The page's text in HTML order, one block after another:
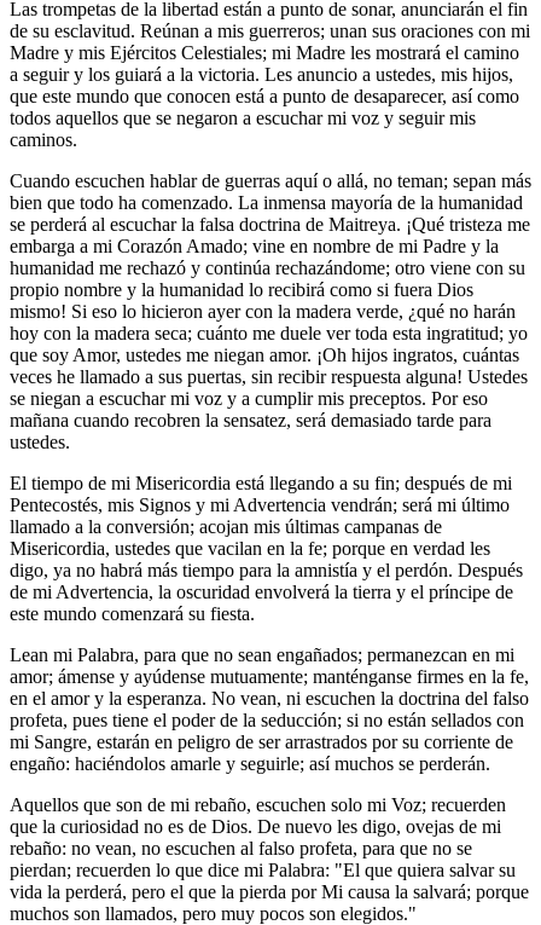
Las trompetas de la libertad están a punto de sonar, anunciarán el fin
de su esclavitud. Reúnan a mis guerreros; unan sus oraciones con mi
Madre y mis Ejércitos Celestiales; mi Madre les mostrará el camino
a seguir y los guiará a la victoria. Les anuncio a ustedes, mis hijos,
que este mundo que conocen está a punto de desaparecer, así como
todos aquellos que se negaron a escuchar mi voz y seguir mis
caminos.
Cuando escuchen hablar de guerras aquí o allá, no teman; sepan más
bien que todo ha comenzado. La inmensa mayoría de la humanidad
se perderá al escuchar la falsa doctrina de Maitreya. ¡Qué tristeza me
embarga a mi Corazón Amado; vine en nombre de mi Padre y la
humanidad me rechazó y continúa rechazándome; otro viene con su
propio nombre y la humanidad lo recibirá como si fuera Dios
mismo! Si eso lo hicieron ayer con la madera verde, ¿qué no harán
hoy con la madera seca; cuánto me duele ver toda esta ingratitud; yo
que soy Amor, ustedes me niegan amor. ¡Oh hijos ingratos, cuántas
veces he llamado a sus puertas, sin recibir respuesta alguna! Ustedes
se niegan a escuchar mi voz y a cumplir mis preceptos. Por eso
mañana cuando recobren la sensatez, será demasiado tarde para
ustedes.
El tiempo de mi Misericordia está llegando a su fin; después de mi
Pentecostés, mis Signos y mi Advertencia vendrán; será mi último
llamado a la conversión; acojan mis últimas campanas de
Misericordia, ustedes que vacilan en la fe; porque en verdad les
digo, ya no habrá más tiempo para la amnistía y el perdón. Después
de mi Advertencia, la oscuridad envolverá la tierra y el príncipe de
este mundo comenzará su fiesta.
Lean mi Palabra, para que no sean engañados; permanezcan en mi
amor; ámense y ayúdense mutuamente; manténganse firmes en la fe,
en el amor y la esperanza. No vean, ni escuchen la doctrina del falso
profeta, pues tiene el poder de la seducción; si no están sellados con
mi Sangre, estarán en peligro de ser arrastrados por su corriente de
engaño: haciéndolos amarle y seguirle; así muchos se perderán.
Aquellos que son de mi rebaño, escuchen solo mi Voz; recuerden
que la curiosidad no es de Dios. De nuevo les digo, ovejas de mi
rebaño: no vean, no escuchen al falso profeta, para que no se
pierdan; recuerden lo que dice mi Palabra: "El que quiera salvar su
vida la perderá, pero el que la pierda por Mi causa la salvará; porque
muchos son llamados, pero muy pocos son elegidos."